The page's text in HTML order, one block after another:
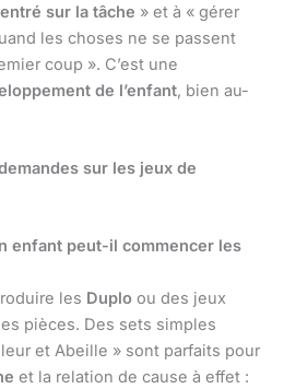
sur la tâche » et à « gérer
les choses ne se passent
coup ». C’est une
de l’enfant, bien au-
sur les jeux de
enfant peut-il commencer les
les Duplo ou des jeux
pièces. Des sets simples
et Abeille » sont parfaits pour
et la relation de cause à effet :